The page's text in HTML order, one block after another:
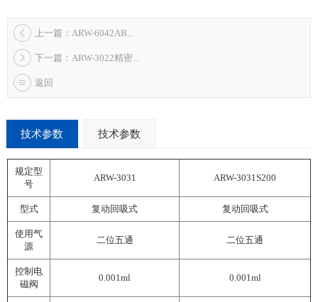
上一篇：ARW-6042AB...
下一篇：ARW-3022精密...
返回
技术参数 技术参数
规定型
号
ARW-3031 ARW-3031S200
型式 复动回吸式 复动回吸式
使用气
源
二位五通 二位五通
控制电
磁阀
0.001ml 0.001ml